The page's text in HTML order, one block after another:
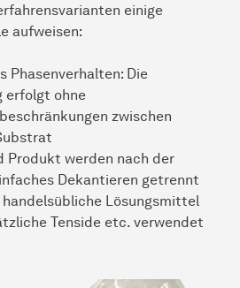
einige
aufweisen:
Phasenverhalten: Die
erfolgt ohne
zwischen
werden nach der
Dekantieren getrennt
Lösungsmittel
Tenside etc. verwendet